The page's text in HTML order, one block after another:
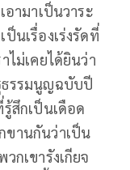
อามาเป็นวาระ
นเรื่องเร่งรัดที่
ไม่เคยได้ยินว่า
ธรรมนูญฉบับปี
สึกเป็นเดือด
ขานกันว่าเป็น
กเขารังเกียจ